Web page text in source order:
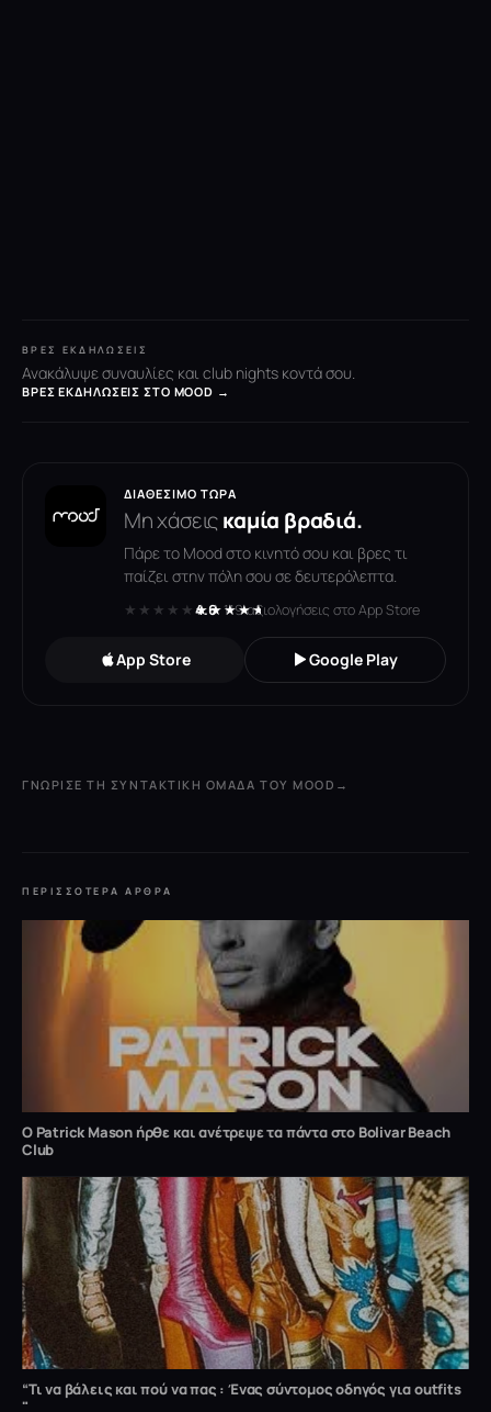
ΒΡΕΣ ΕΚΔΗΛΏΣΕΙΣ
Ανακάλυψε συναυλίες και club nights κοντά σου.
ΒΡΕΣ ΕΚΔΗΛΏΣΕΙΣ ΣΤΟ MOOD →
ΔΙΑΘΈΣΙΜΟ ΤΏΡΑ
Μη χάσειςκαμία βραδιά.
Πάρε το Mood στο κινητό σου και βρες τι
παίζει στην πόλη σου σε δευτερόλεπτα.
★★★★★★★★★★
4.6· 119 αξιολογήσεις στο App Store
App Store Google Play
ΓΝΏΡΙΣΕ ΤΗ ΣΥΝΤΑΚΤΙΚΉ ΟΜΆΔΑ ΤΟΥ MOOD →
ΠΕΡΙΣΣΌΤΕΡΑ ΆΡΘΡΑ
Ο Patrick Mason ήρθε και ανέτρεψε τα πάντα στο Bolivar Beach
Club
“Τι να βάλεις και πού να πας : Ένας σύντομος οδηγός για outfits
"